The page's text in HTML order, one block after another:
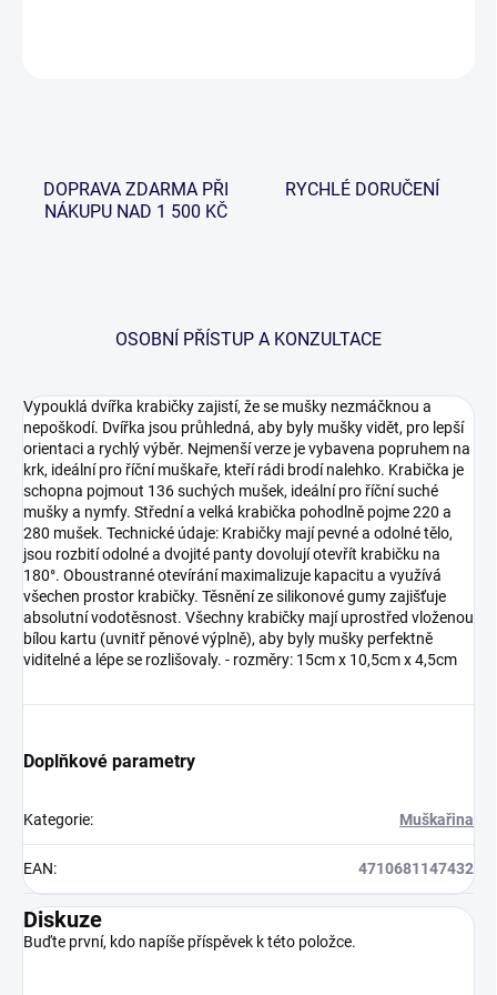
DOPRAVA ZDARMA PŘI
NÁKUPU NAD 1 500 KČ
RYCHLÉ DORUČENÍ
OSOBNÍ PŘÍSTUP A KONZULTACE
Vypouklá dvířka krabičky zajistí, že se mušky nezmáčknou a
nepoškodí. Dvířka jsou průhledná, aby byly mušky vidět, pro lepší
orientaci a rychlý výběr. Nejmenší verze je vybavena popruhem na
krk, ideální pro říční muškaře, kteří rádi brodí nalehko. Krabička je
schopna pojmout 136 suchých mušek, ideální pro říční suché
mušky a nymfy. Střední a velká krabička pohodlně pojme 220 a
280 mušek. Technické údaje: Krabičky mají pevné a odolné tělo,
jsou rozbití odolné a dvojité panty dovolují otevřít krabičku na
180°. Oboustranné otevírání maximalizuje kapacitu a využívá
všechen prostor krabičky. Těsnění ze silikonové gumy zajišťuje
absolutní vodotěsnost. Všechny krabičky mají uprostřed vloženou
bílou kartu (uvnitř pěnové výplně), aby byly mušky perfektně
viditelné a lépe se rozlišovaly. - rozměry: 15cm x 10,5cm x 4,5cm
Doplňkové parametry
Kategorie: Muškařina
EAN: 4710681147432
Diskuze
Buďte první, kdo napíše příspěvek k této položce.